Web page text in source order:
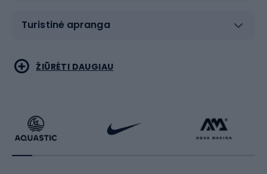
Turistinė apranga
Bėgimas
Dviratininkų apranga
Koviniai sportai
Rakečių sportas
ŽIŪRĖTI DAUGIAU